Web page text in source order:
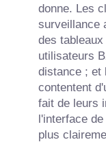
donne. Les
surveillance
des
utilisateurs
distance ; et
contentent
fait de leurs
l'interface
plus